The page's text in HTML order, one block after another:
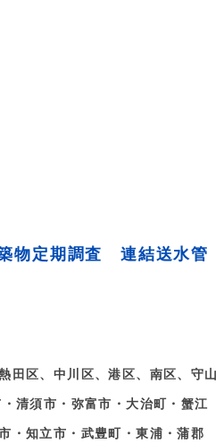
物定期調査 連結送水管
田区、中川区、港区、南区、守山
清須市・弥富市・大治町・蟹江
・知立市・武豊町・東浦・蒲郡